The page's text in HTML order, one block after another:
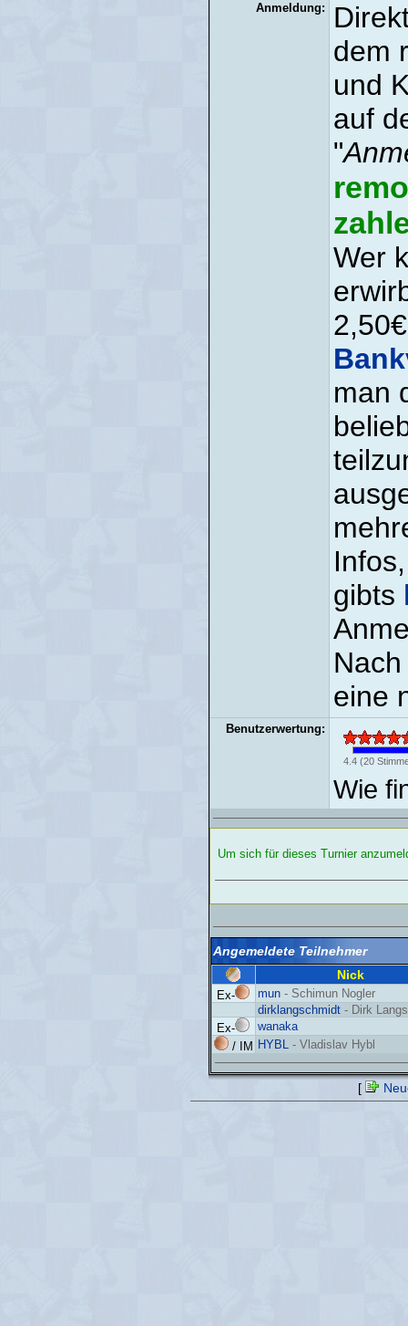
Anmeldung:
dem
und
auf
"
Wer
man
gibts
eine
Benutzerwertung:
4.4(20
Wie
Um sich für dieses Turnier
Angemeldete Teilnehmer
Nick
Ex- mun - Schimun Nogler
dirklangschmidt - Dirk
Ex-
wanaka
/ IM HYBL - Vladislav Hybl
[